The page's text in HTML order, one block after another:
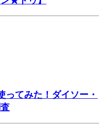
ってみた！ダイソー・